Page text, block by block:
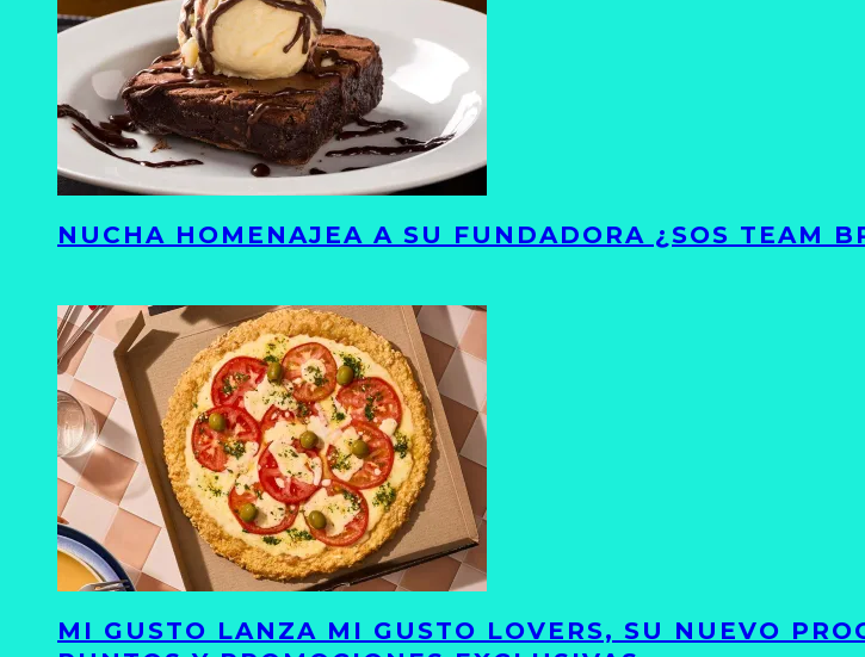
NUCHA HOMENAJEA A SU FUNDADORA ¿SOS TEAM
MI GUSTO LANZA MI GUSTO LOVERS, SU NUEVO